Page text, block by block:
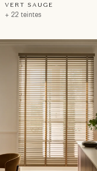
VERT SAUGE
+ 22 teintes